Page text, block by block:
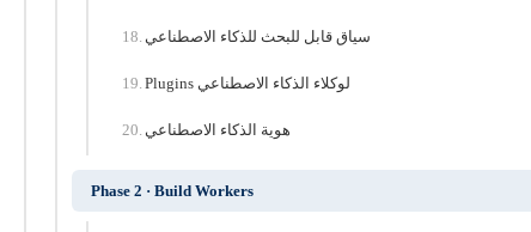
سياق قابل للبحث للذكاء الاصطناعي
Plugins لوكلاء الذكاء الاصطناعي
هوية الذكاء الاصطناعي
Phase 2 · Build Workers